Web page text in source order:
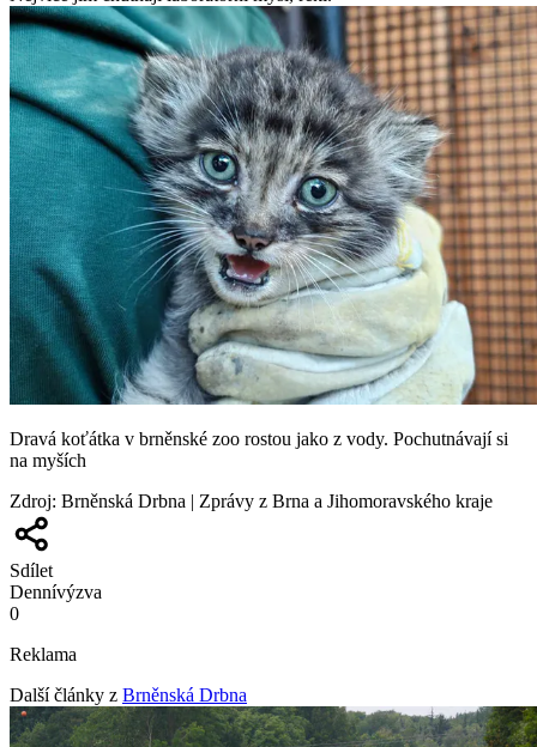
Dravá koťátka v brněnské zoo rostou jako z vody. Pochutnávají si
na myších
Zdroj: Brněnská Drbna | Zprávy z Brna a Jihomoravského kraje
Sdílet
Dennívýzva
0
Reklama
Další články z Brněnská Drbna